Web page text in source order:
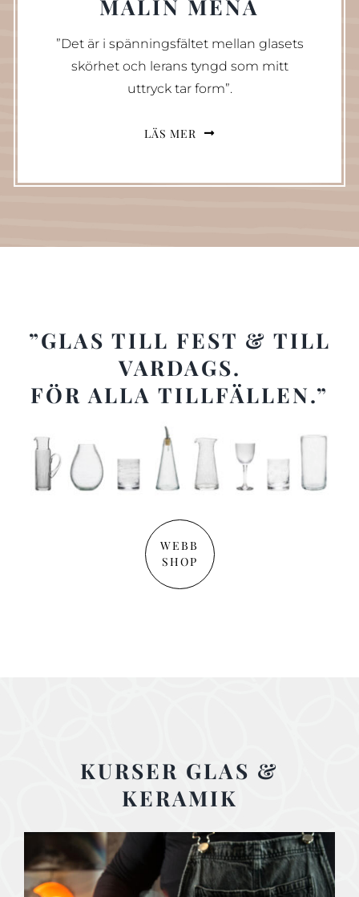
MALIN MENA
”Det är i spänningsfältet mellan glasets
skörhet och lerans tyngd som mitt
uttryck tar form”.
LÄS MER
”GLAS TILL FEST & TILL
VARDAGS.
FÖR ALLA TILLFÄLLEN.”
WEBB
SHOP
KURSER GLAS &
KERAMIK